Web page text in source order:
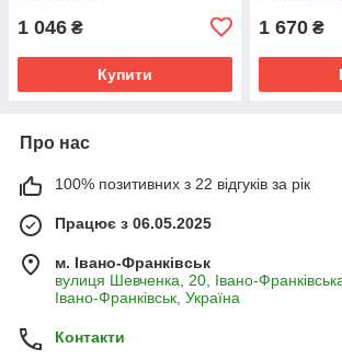
1 046 ₴
Купити
1 670 ₴
Про нас
100% позитивних з 22 відгуків за рік
Працює з 06.05.2025
м. Івано-Франківськ
вулиця Шевченка, 20, Івано-
Івано-Франківськ, Україна
Контакти